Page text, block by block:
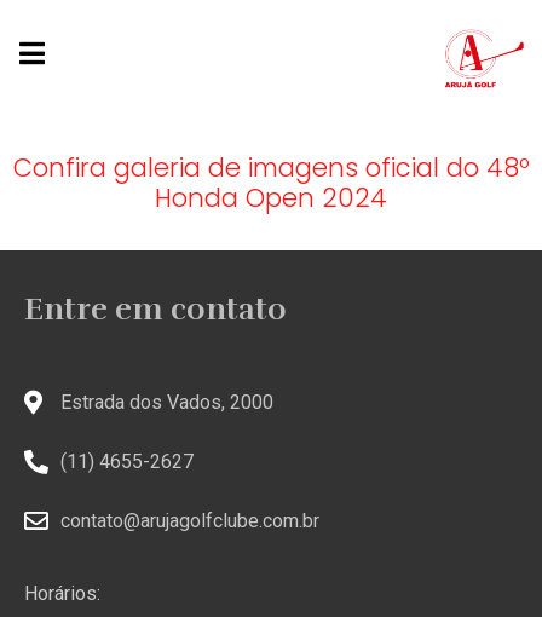
Confira galeria de imagens oficial do 48º
Honda Open 2024
Entre em contato
Estrada dos Vados, 2000
(11) 4655-2627
contato@arujagolfclube.com.br
Horários: